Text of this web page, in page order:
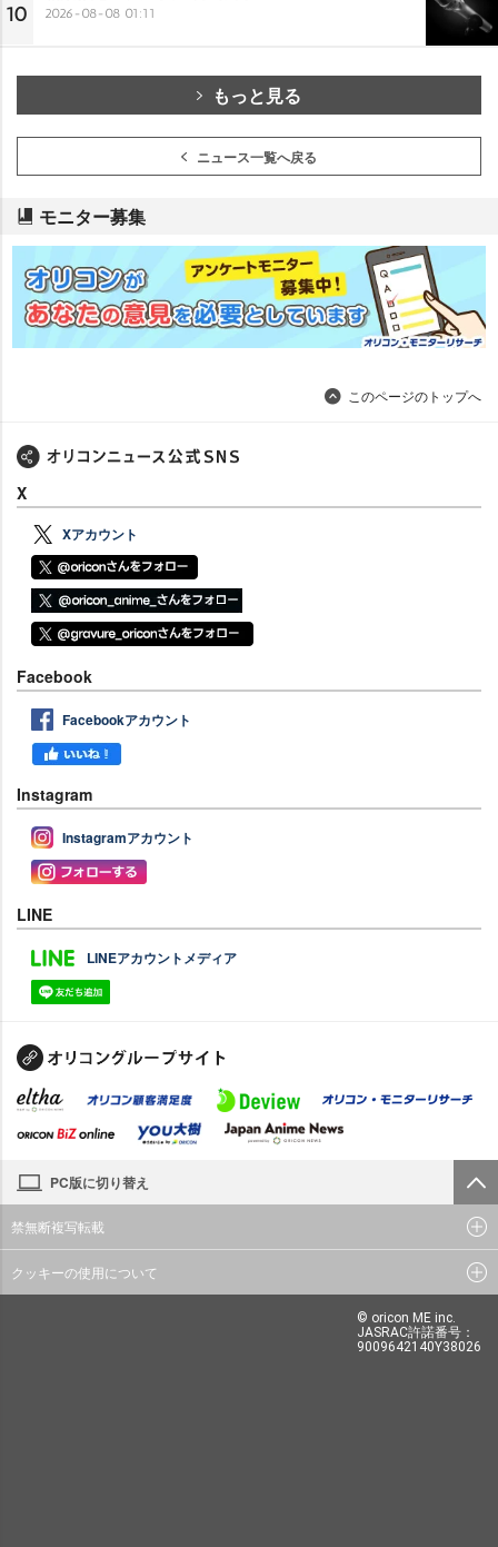
10 2026-08-08 01:11
もっと見る
ニュース一覧へ戻る
モニター募集
このページのトップへ
X
Xアカウント
Facebook
Facebookアカウント
Instagram
Instagramアカウント
LINE
LINEアカウントメディア
PC版に切り替え
禁無断複写転載
クッキーの使用について
© oricon ME inc.
JASRAC許諾番号：
9009642140Y38026